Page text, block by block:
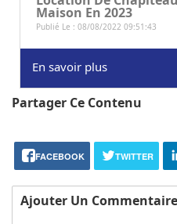
Maison En 2023
Publié Le : 08/08/2022 09:51:43
En savoir plus
Partager Ce Contenu
FACEBOOK TWITTER
Ajouter Un Commentaire